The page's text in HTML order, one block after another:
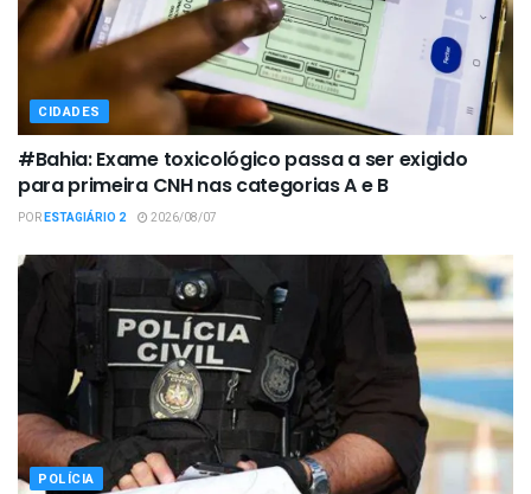
CIDADES
#Bahia: Exame toxicológico passa a ser exigido
para primeira CNH nas categorias A e B
PORESTAGIÁRIO 2 2026/08/07
POLÍCIA